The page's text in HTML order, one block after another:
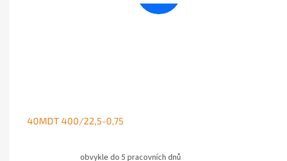
40MDT 400/22,5-0,75
obvykle do 5 pracovních dnů